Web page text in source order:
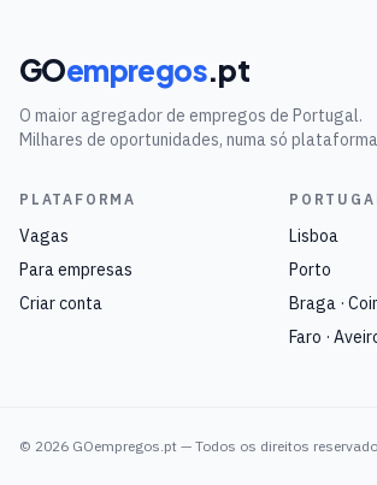
GOempregos.pt
O maior agregador de empregos de Portugal.
Milhares de oportunidades, numa só
PLATAFORMA
Vagas
Para empresas
Criar conta
Lisboa
Porto
Braga ·
Faro ·
© 2026 GOempregos.pt — Todos os direitos